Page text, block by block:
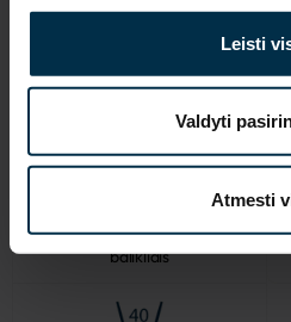
Leisti
Valdyti
Atmesti
Galimas cheminis valymas
Gaminio negalima balinti jokiais
balikliais